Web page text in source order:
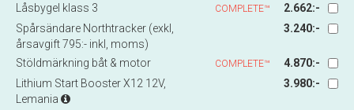
Låsbygel klass 3
COMPLETE™
2.662:-
Spårsändare Northtracker (exkl,
årsavgift 795:- inkl, moms)
3.240:-
Stöldmärkning båt & motor COMPLETE™
4.870:-
Lithium Start Booster X12 12V,
Lemania
3.980:-